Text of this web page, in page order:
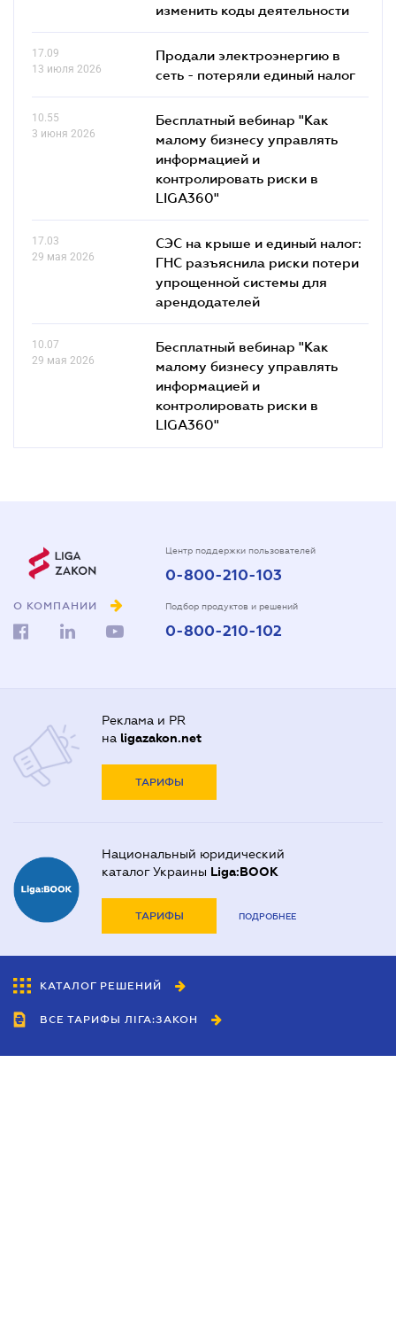
изменить коды деятельности
17.09
13 июля 2026
Продали электроэнергию в
сеть - потеряли единый налог
10.55
3 июня 2026
Бесплатный вебинар "Как
малому бизнесу управлять
информацией и
контролировать риски в
LIGA360"
17.03
29 мая 2026
СЭС на крыше и единый налог:
ГНС разъяснила риски потери
упрощенной системы для
арендодателей
10.07
29 мая 2026
Бесплатный вебинар "Как
малому бизнесу управлять
информацией и
контролировать риски в
LIGA360"
О КОМПАНИИ
Центр поддержки пользователей
0-800-210-103
Подбор продуктов и решений
0-800-210-102
Реклама и PR
на ligazakon.net
ТАРИФЫ
Национальный юридический
каталог Украины Liga:BOOK
ТАРИФЫ ПОДРОБНЕЕ
КАТАЛОГ РЕШЕНИЙ
ВСЕ ТАРИФЫ ЛІГА:ЗАКОН